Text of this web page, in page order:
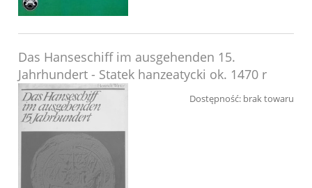
Das Hanseschiff im ausgehenden 15.
Jahrhundert - Statek hanzeatycki ok. 1470 r
Dostępność: brak towaru